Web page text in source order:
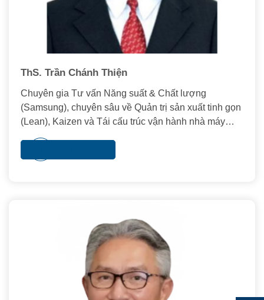
ThS. Trần Chánh Thiện
Chuyên gia Tư vấn Năng suất & Chất lượng
(Samsung), chuyên sâu về Quản trị sản xuất tinh gọn
(Lean), Kaizen và Tái cấu trúc vận hành nhà máy
theo tiêu chuẩn Nhật Bản (JPC).